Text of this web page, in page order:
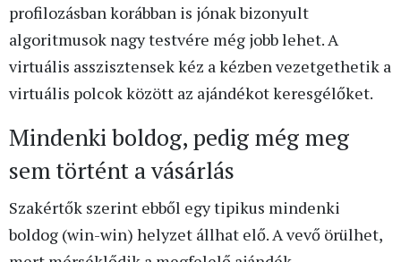
profilozásban korábban is jónak bizonyult
algoritmusok nagy testvére még jobb lehet. A
virtuális asszisztensek kéz a kézben vezetgethetik a
virtuális polcok között az ajándékot keresgélőket.
Mindenki boldog, pedig még meg
sem történt a vásárlás
Szakértők szerint ebből egy tipikus mindenki
boldog (win-win) helyzet állhat elő. A vevő örülhet,